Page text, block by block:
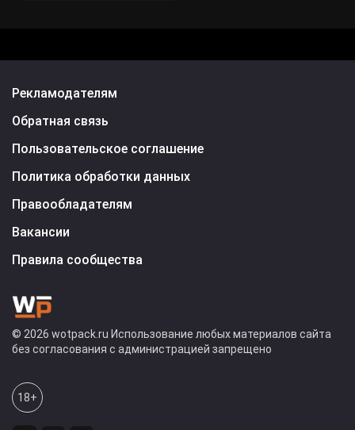
Рекламодателям
Обратная связь
Пользовательское соглашение
Политика обработки данных
Правообладателям
Вакансии
Правила сообщества
© 2026 wotpack.ru Использование любых материалов сайта
без согласования с администрацией запрещено
18+